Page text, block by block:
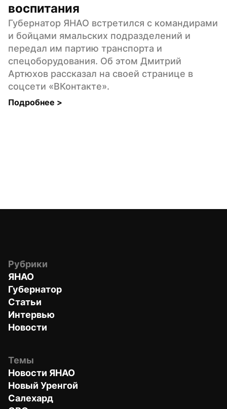
воспитания
Губернатор ЯНАО встретился с командирами
и бойцами ямальских подразделений и
передал им партию транспорта и
спецоборудования. Об этом Дмитрий
Артюхов рассказал на своей странице в
соцсети «ВКонтакте».
Подробнее >
Рубрики
ЯНАО
Губернатор
Статьи
Интервью
Новости
Темы
Новости ЯНАО
Новый Уренгой
Салехард